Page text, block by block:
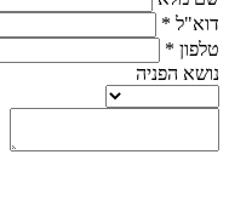
דוא"ל *
טלפון *
נושא הפניה